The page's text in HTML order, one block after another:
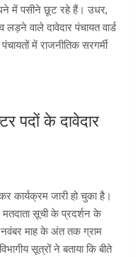
में पसीने छूट रहे हैं। उधर,
लड़ने वाले दावेदार पंचायत वार्ड
में राजनीतिक सरगर्मी
पदों के दावेदार
कार्यक्रम जारी हो चुका है।
मतदाता सूची के प्रदर्शन के
नवंबर माह के अंत तक ग्राम
सूत्रों ने बताया कि बीते